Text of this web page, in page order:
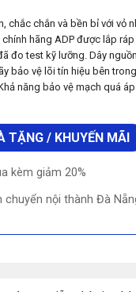
chắc chắn và bền bỉ với vỏ
hãng ADP được lắp
đo test kỹ lưỡng. Dây
bảo vệ lõi tín hiệu bên
năng bảo vệ mạch quá
TẶNG / KHUYẾN MÃI
kèm giảm 20%
chuyển nội thành Đà